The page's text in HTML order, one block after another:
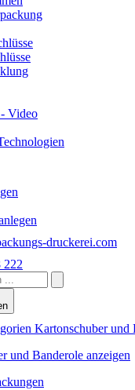
Video
druckerei.com
222
Kartonschuber und
und Banderole anzeigen